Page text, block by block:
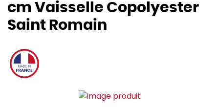
cm Vaisselle Copolyester
Saint Romain